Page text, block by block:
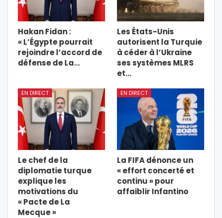
Hakan Fidan :
« L’Égypte pourrait
rejoindre l’accord de
défense de La…
Les États-Unis
autorisent la Turquie
à céder à l’Ukraine
ses systèmes MLRS
et…
EN DIRECT
Le chef de la
diplomatie turque
explique les
motivations du
« Pacte de La
Mecque »
EN DIRECT
La FIFA dénonce un
« effort concerté et
continu » pour
affaiblir Infantino